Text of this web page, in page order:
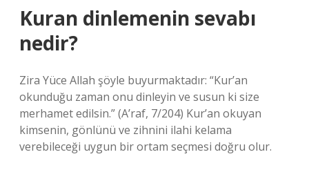
Kuran dinlemenin sevabı
nedir?
Zira Yüce Allah şöyle buyurmaktadır: “Kur’an
okunduğu zaman onu dinleyin ve susun ki size
merhamet edilsin.” (A’raf, 7/204) Kur’an okuyan
kimsenin, gönlünü ve zihnini ilahi kelama
verebileceği uygun bir ortam seçmesi doğru olur.